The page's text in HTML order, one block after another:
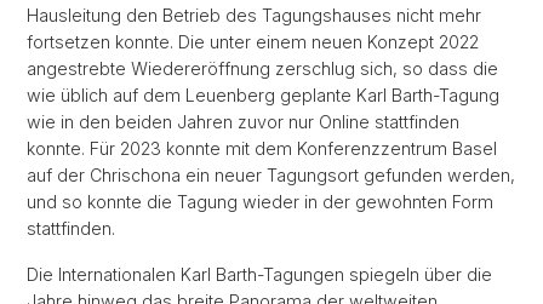
Hausleitung den Betrieb des Tagungshauses nicht mehr
fortsetzen konnte. Die unter einem neuen Konzept 2022
angestrebte Wiedereröffnung zerschlug sich, so dass die
wie üblich auf dem Leuenberg geplante Karl Barth-Tagung
wie in den beiden Jahren zuvor nur Online stattfinden
konnte. Für 2023 konnte mit dem Konferenzzentrum Basel
auf der Chrischona ein neuer Tagungsort gefunden werden,
und so konnte die Tagung wieder in der gewohnten Form
stattfinden.
Die Internationalen Karl Barth-Tagungen spiegeln über die